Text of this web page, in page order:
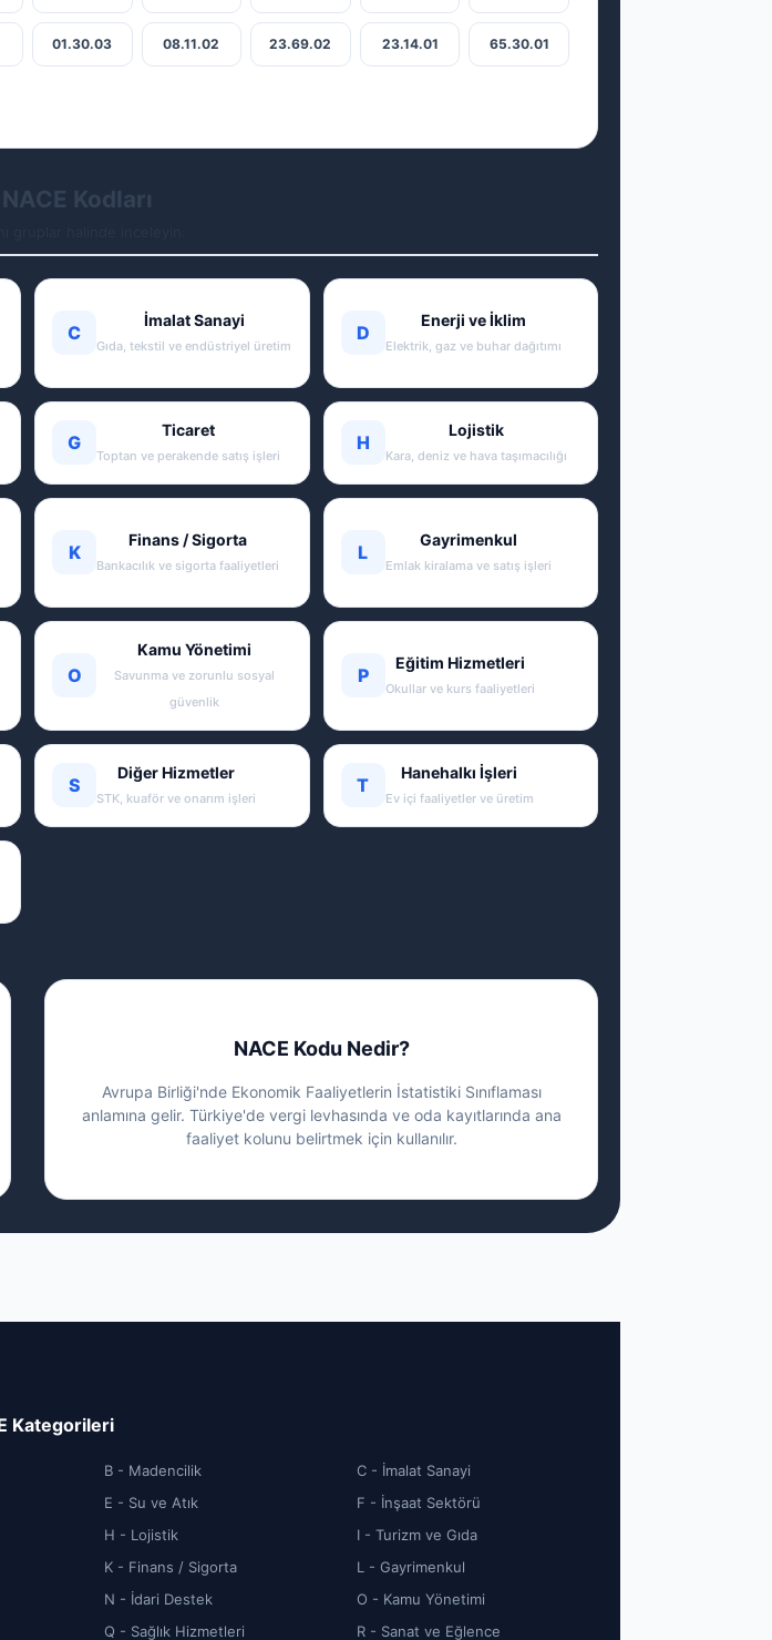
01.30.03 08.11.02 23.69.02 23.14.01 65.30.01
Kodları
C
İmalat Sanayi
Gıda, tekstil ve endüstriyel üretim
D
Enerji ve İklim
Elektrik, gaz ve buhar dağıtımı
G
Ticaret
Toptan ve perakende satış işleri
H
Lojistik
Kara, deniz ve hava taşımacılığı
K
Finans / Sigorta
Bankacılık ve sigorta faaliyetleri
L
Gayrimenkul
Emlak kiralama ve satış işleri
O
Kamu Yönetimi
Savunma ve zorunlu sosyal
güvenlik
P
Eğitim Hizmetleri
Okullar ve kurs faaliyetleri
S
Diğer Hizmetler
STK, kuaför ve onarım işleri
T
Hanehalkı İşleri
Ev içi faaliyetler ve üretim
NACE Kodu Nedir?
Avrupa Birliği'nde Ekonomik Faaliyetlerin İstatistiki Sınıflaması
anlamına gelir. Türkiye'de vergi levhasında ve oda kayıtlarında ana
faaliyet kolunu belirtmek için kullanılır.
Kategorileri
B - Madencilik
C - İmalat Sanayi
E - Su ve Atık
F - İnşaat Sektörü
H - Lojistik
I - Turizm ve Gıda
K - Finans / Sigorta
L - Gayrimenkul
N - İdari Destek
O - Kamu Yönetimi
Q - Sağlık Hizmetleri R - Sanat ve Eğlence